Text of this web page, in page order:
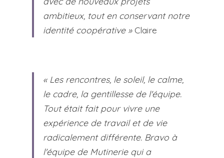
ambitieux, tout en conservant notre
identité coopérative » Claire
« Les rencontres, le soleil, le calme,
le cadre, la gentillesse de l'équipe.
Tout était fait pour vivre une
expérience de travail et de vie
radicalement différente. Bravo à
l'équipe de Mutinerie qui a